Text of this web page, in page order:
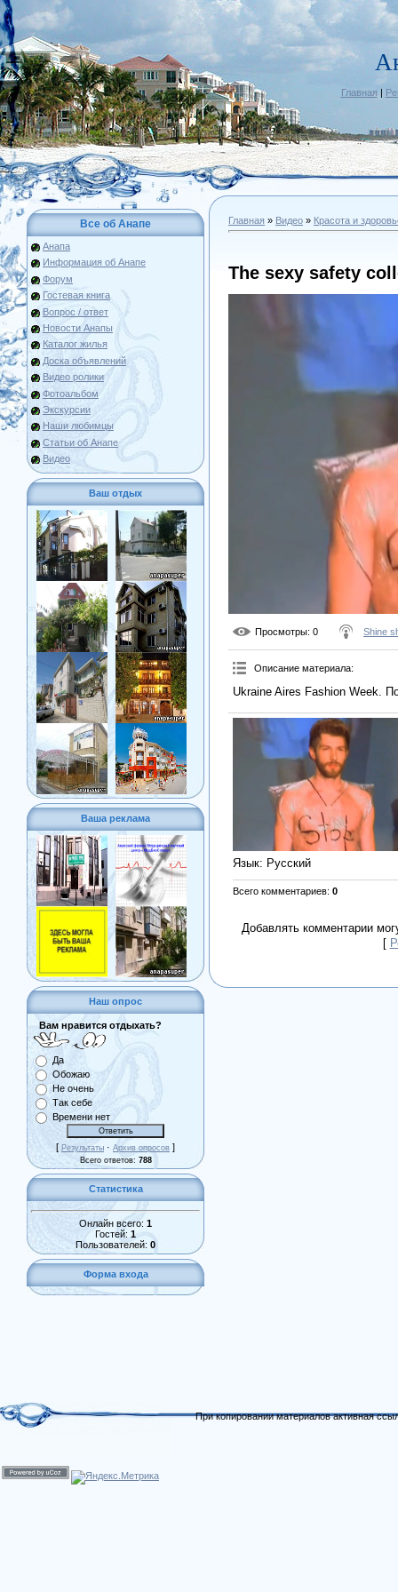
Главная |
Все об Анапе
Анапа
Информация об Анапе
Форум
Гостевая книга
Вопрос / ответ
Новости Анапы
Каталог жилья
Доска объявлений
Видео ролики
Фотоальбом
Экскурсии
Наши любимцы
Статьи об Анапе
Видео
Ваш отдых
Ваша реклама
Наш опрос
Вам нравится отдыхать?
Да
Обожаю
Не очень
Так себе
Времени нет
[ Результаты · Архив опросов ]
Всего ответов: 788
Статистика
Онлайн всего: 1
Гостей: 1
Пользователей: 0
Форма входа
Главная » Видео » Красота и
The sexy safety
Просмотры: 0 Shine
Описание материала:
Ukraine Aires Fashion Week.
Язык: Русский
Всего комментариев: 0
Добавлять комментарии
[
При копировании материалов активная